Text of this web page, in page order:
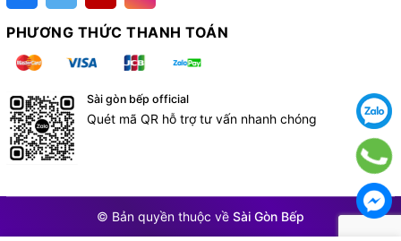
PHƯƠNG THỨC THANH TOÁN
Sài gòn bếp official
Quét mã QR hỗ trợ tư vấn nhanh chóng
© Bản quyền thuộc về Sài Gòn Bếp